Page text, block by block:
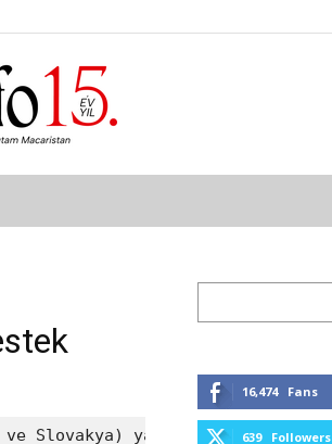
Slovakya) yayınladıkları
16,474 Fans
639 Followers